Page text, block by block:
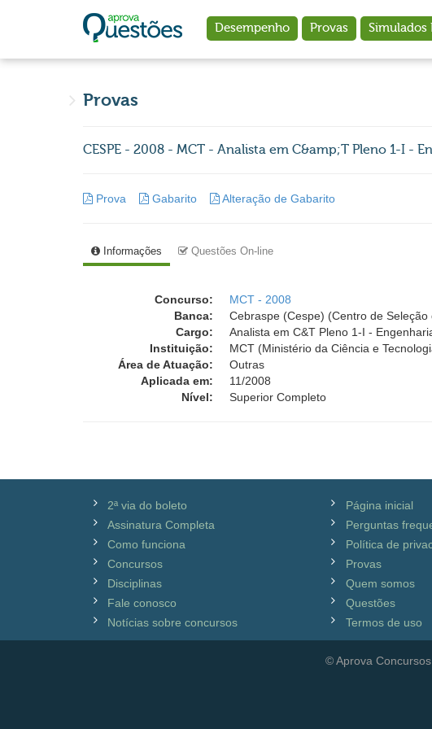
Desempenho Provas Simulados
Provas
CESPE - 2008 - MCT - Analista em C&amp;T Pleno 1-I -
Prova Gabarito Alteração de Gabarito
Informações Questões On-line
Concurso:
MCT - 2008
Banca:
Cebraspe (Cespe) (Centro de
Cargo:
Analista em C&T Pleno 1-I -
Instituição:
MCT (Ministério da Ciência e
Área de Atuação:
Outras
Aplicada em:
11/2008
Nível:
Superior Completo
2ª via do boleto
Assinatura Completa
Como funciona
Concursos
Disciplinas
Fale conosco
Notícias sobre concursos
Página inicial
Perguntas
Política de
Provas
Quem somos
Questões
Termos de uso
© Aprova